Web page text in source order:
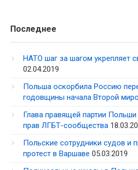
Последнее
НАТО шаг за шагом укрепляет
02.04.2019
Польша оскорбила Россию
годовщины начала Второй
Глава правящей партии Польши
прав ЛГБТ-сообщества
Польские сотрудники судов и
протест в Варшаве 05.03.2019